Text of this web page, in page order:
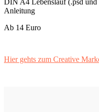
Anleitung
Ab 14 Euro
Hier gehts zum Creative